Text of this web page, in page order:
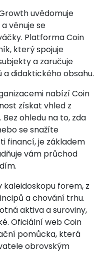
uvědomuje
věnuje se
Platforma Coin
který spojuje
a zaručuje
didaktického obsahu.
nabízí Coin
získat vhled z
ohledu na to, zda
se snažíte
financí, je základem
vám průchod
forem, z
a chování trhu.
aktiva a suroviny,
Oficiální web Coin
pomůcka, která
obrovským